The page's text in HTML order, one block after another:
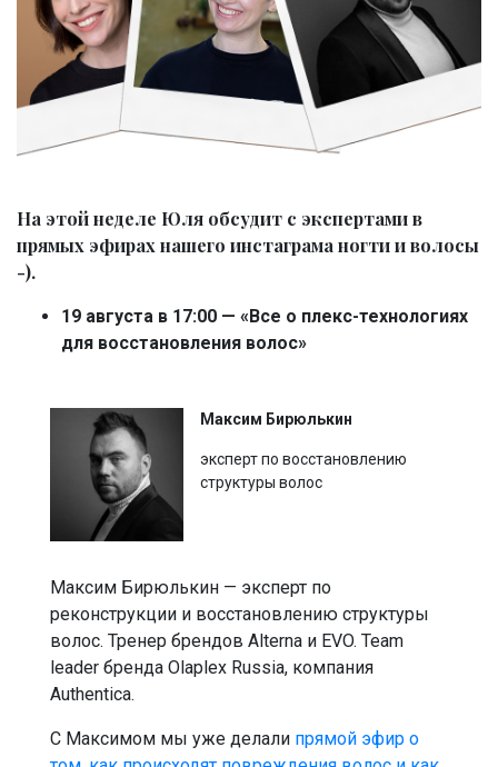
На этой неделе Юля обсудит с экспертами в
прямых эфирах нашего инстаграма ногти и волосы
-).
19 августа в 17:00 — «Все о плекс-технологиях
для восстановления волос»
Максим Бирюлькин
эксперт по восстановлению
структуры волос
Максим Бирюлькин — эксперт по
реконструкции и восстановлению структуры
волос. Тренер брендов Alterna и EVO. Team
leader бренда Olaplex Russia, компания
Authentica.
С Максимом мы уже делали прямой эфир о